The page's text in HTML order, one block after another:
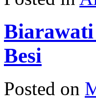
Biarawati
Besi
Posted on